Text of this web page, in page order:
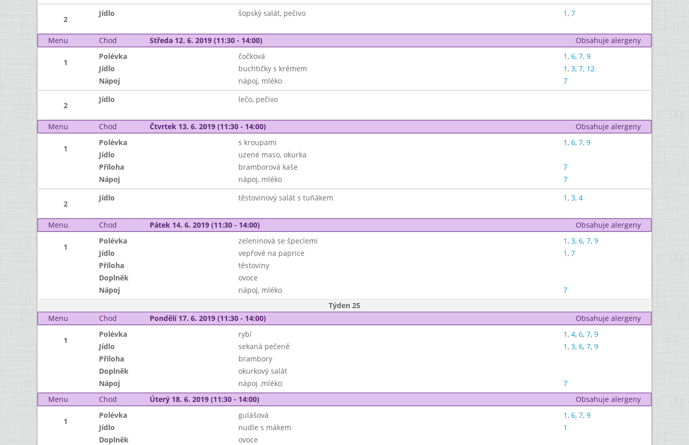
2
Jídlo šopský salát, pečivo 1, 7
Menu Chod Středa 12. 6. 2019 (11:30 - 14:00) Obsahuje alergeny
1
Polévka čočková 1, 6, 7, 9
Jídlo
buchtičky s krémem 1, 3, 7, 12
Nápoj
nápoj, mléko 7
2
Jídlo lečo, pečivo
Menu Chod Čtvrtek 13. 6. 2019 (11:30 - 14:00) Obsahuje alergeny
1
Polévka s kroupami 1, 6, 7, 9
Jídlo
uzené maso, okurka
Příloha
bramborová kaše
7
Nápoj
nápoj, mléko 7
2
Jídlo těstovinový salát s tuňákem 1, 3, 4
Menu Chod Pátek 14. 6. 2019 (11:30 - 14:00) Obsahuje alergeny
1
Polévka zeleninová se špeclemi 1, 3, 6, 7, 9
Jídlo
vepřové na paprice 1, 7
Příloha
těstoviny
Doplněk
ovoce
Nápoj
nápoj, mléko
7
Týden 25
Menu
Chod Pondělí 17. 6. 2019 (11:30 - 14:00) Obsahuje alergeny
1
Polévka rybí 1, 4, 6, 7, 9
Jídlo
sekaná pečeně 1, 3, 6, 7, 9
Příloha
brambory
Doplněk
okurkový salát
Nápoj
nápoj ,mléko
7
Menu
Chod Úterý 18. 6. 2019 (11:30 - 14:00) Obsahuje alergeny
1
Polévka gulášová 1, 6, 7, 9
Jídlo
nudle s mákem
1
Doplněk
ovoce